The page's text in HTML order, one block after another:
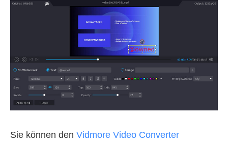
Sie können den Vidmore Video Converter